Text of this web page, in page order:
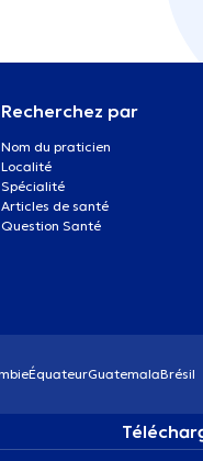
Recherchez par
Nom du praticien
Localité
Spécialité
Articles de santé
Question Santé
ÉquateurGuatemalaBrésil